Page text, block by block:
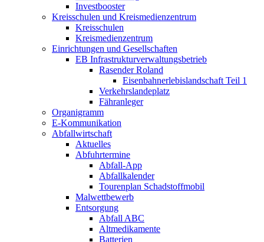
Investbooster
Kreisschulen und Kreismedienzentrum
Kreisschulen
Kreismedienzentrum
Einrichtungen und Gesellschaften
EB Infrastruktur­verwaltungsbetrieb
Rasender Roland
Eisenbahnerlebis­landschaft Teil 1
Verkehrslandeplatz
Fähranleger
Organigramm
E-Kommunikation
Abfallwirtschaft
Aktuelles
Abfuhrtermine
Abfall-App
Abfallkalender
Tourenplan Schadstoffmobil
Malwettbewerb
Entsorgung
Abfall ABC
Altmedikamente
Batterien